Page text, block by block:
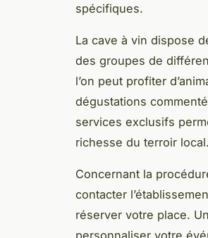
spécifiques.
La cave à vin dispose
des groupes de
l’on peut profiter
dégustations
services exclusifs
richesse du terroir local.
Concernant la
contacter
réserver votre place.
personnaliser votre